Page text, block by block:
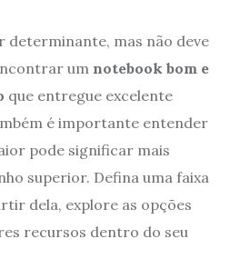
determinante, mas não deve
um notebook bom e
que entregue excelente
é importante entender
pode significar mais
superior. Defina uma faixa
dela, explore as opções
recursos dentro do seu